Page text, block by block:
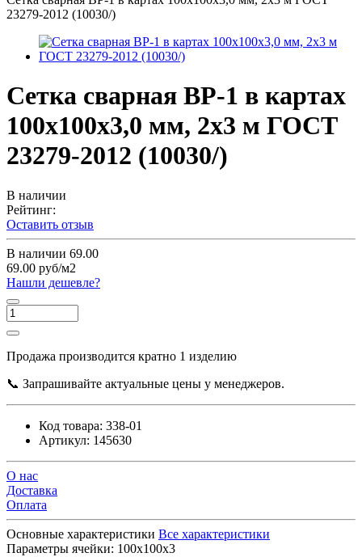
23279-2012 (10030/)
Сетка сварная ВР-1 в картах
100х100х3,0 мм, 2х3 м ГОСТ
23279-2012 (10030/)
В наличии
Рейтинг:
Оставить отзыв
В наличии 69.00
69.00 руб/м2
Нашли дешевле?
Продажа производится кратно 1 изделию
📞 Запрашивайте актуальные цены у менеджеров.
Код товара: 338-01
Артикул: 145630
О нас
Доставка
Оплата
Основные характеристики Все характеристики
Параметры ячейки: 100х100х3